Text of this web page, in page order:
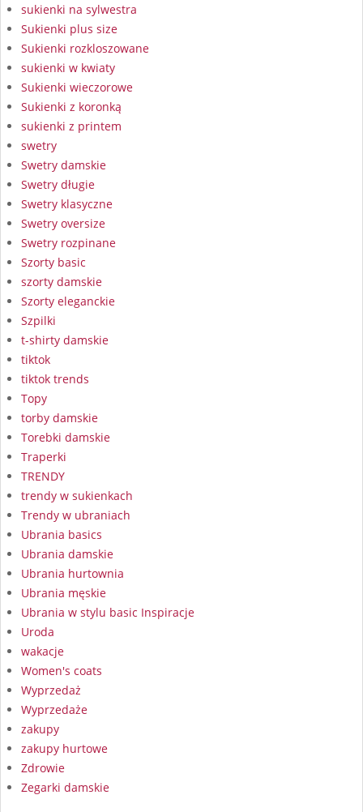
sukienki na sylwestra
Sukienki plus size
Sukienki rozkloszowane
sukienki w kwiaty
Sukienki wieczorowe
Sukienki z koronką
sukienki z printem
swetry
Swetry damskie
Swetry długie
Swetry klasyczne
Swetry oversize
Swetry rozpinane
Szorty basic
szorty damskie
Szorty eleganckie
Szpilki
t-shirty damskie
tiktok
tiktok trends
Topy
torby damskie
Torebki damskie
Traperki
TRENDY
trendy w sukienkach
Trendy w ubraniach
Ubrania basics
Ubrania damskie
Ubrania hurtownia
Ubrania męskie
Ubrania w stylu basic Inspiracje
Uroda
wakacje
Women's coats
Wyprzedaż
Wyprzedaże
zakupy
zakupy hurtowe
Zdrowie
Zegarki damskie